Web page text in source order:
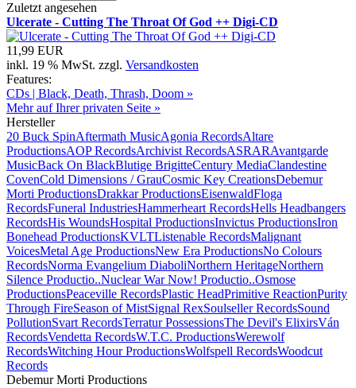
Zuletzt angesehen
Ulcerate - Cutting The Throat Of God ++ Digi-CD
11,99 EUR
inkl. 19 % MwSt. zzgl. Versandkosten
Features:
CDs | Black, Death, Thrash, Doom »
Mehr auf Ihrer privaten Seite »
Hersteller
20 Buck SpinAftermath MusicAgonia RecordsAltare
ProductionsAOP RecordsArchivist RecordsASRARAvantgarde
MusicBack On BlackBlutige BrigitteCentury MediaClandestine
CovenCold Dimensions / GrauCosmic Key CreationsDebemur
Morti ProductionsDrakkar ProductionsEisenwaldFloga
RecordsFuneral IndustriesHammerheart RecordsHells Headbangers
RecordsHis WoundsHospital ProductionsInvictus ProductionsIron
Bonehead ProductionsKVLTListenable RecordsMalignant
VoicesMetal Age ProductionsNew Era ProductionsNo Colours
RecordsNorma Evangelium DiaboliNorthern HeritageNorthern
Silence Productio..Nuclear War Now! Productio..Osmose
ProductionsPeaceville RecordsPlastic HeadPrimitive ReactionPurity
Through FireSeason of MistSignal RexSoulseller RecordsSound
PollutionSvart RecordsTerratur PossessionsThe Devil's ElixirsVán
RecordsVendetta RecordsW.T.C. ProductionsWerewolf
RecordsWitching Hour ProductionsWolfspell RecordsWoodcut
Records
Debemur Morti Productions